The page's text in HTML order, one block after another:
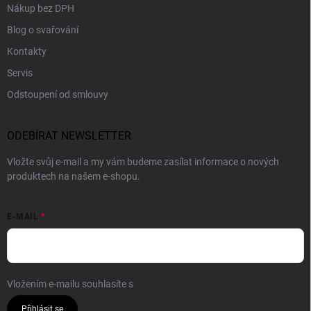
Nákup bez DPH
Blog o svařování
Kontakty
Servis
Odstoupení od smlouvy
ODEBÍRAT NEWSLETTER
Vložte svůj e-mail a my vám budeme zasílat informace o nových
produktech na našem e-shopu.
E-MAIL
Vložením e-mailu souhlasíte s
Přihlásit se